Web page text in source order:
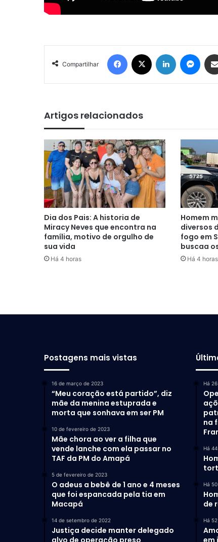
Compartilhar
Artigos relacionados
Dia dos Pais: A historia de
Miracy Neves que encontra na
família, motivo de orgulho de
sua vida
Há 4 horas
Homem
diversos
fogo em
buscaa
Há 4 horas
Postagens mais vistas
16 de março de 2023
“Meu coração está partido”, diz
mãe da menina estuprada e
morta que sonhava em ser PM
10 de fevereiro de 2023
Mãe chora ao ver a filha que
vende lanche com ela passar no
TAF da PM do Amapá
5 de fevereiro de 2023
O adeus a bebê de 1 ano e 4 meses
que foi espancada pela tia em
Macapá
14 de setembro de 2022
Justiça decide manter delegado
alvo de operação preso
Há
na
Há
Há
de
Há
em